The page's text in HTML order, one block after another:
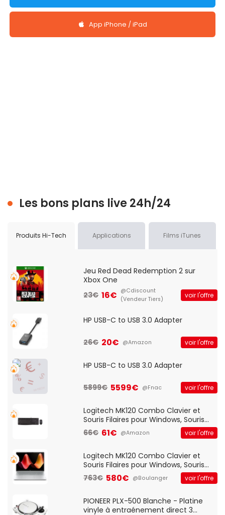
App iPhone / iPad
Les bons plans live 24h/24
Produits Hi-Tech Applications Films iTunes
Jeu Red Dead Redemption 2 sur
Xbox One
23€ 16€ @Cdiscount
(Vendeur Tiers)
voir l'offre
HP USB-C to USB 3.0 Adapter
26€ 20€ @Amazon voir l'offre
HP USB-C to USB 3.0 Adapter
5899€ 5599€ @Fnac voir l'offre
Logitech MK120 Combo Clavier et
Souris Filaires pour Windows, Souris
Optique Filaire, Connexion USB Plug
And Play, Confortable, Taille
QWERTY UK - Noir
66€ 61€ @Amazon voir l'offre
Logitech MK120 Combo Clavier et
Souris Filaires pour Windows, Souris
Optique Filaire, Connexion USB Plug
And Play, Confortable, Taille
QWERTY UK - Noir
763€ 580€ @Boulanger voir l'offre
PIONEER PLX-500 Blanche - Platine
vinyle à entraénement direct 3